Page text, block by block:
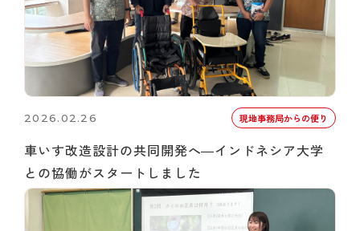
2026.02.26 現地事務局からの便り
車いす改造設計の共同開発へ―インドネシア大学
との協働がスタートしました